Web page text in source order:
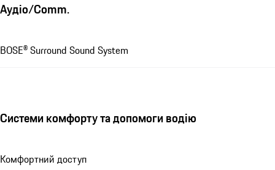
Аудіо/Comm.
BOSE® Surround Sound System
Системи комфорту та допомоги водію
Комфортний доступ